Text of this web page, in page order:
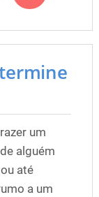
um
alguém
até
a um